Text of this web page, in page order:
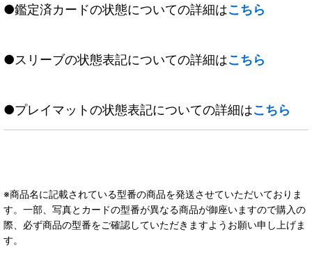
●鑑定済カードの状態についての詳細はこちら
●スリーブの状態表記についての詳細はこちら
●プレイマットの状態表記についての詳細はこちら
※商品名に記載されている型番の商品を発送させていただいておりま
す。一部、写真とカードの型番が異なる商品が御座いますので購入の
際、必ず商品の型番をご確認していただきますようお願い申し上げま
す。